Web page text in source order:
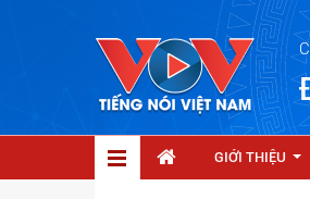
GIỚI THIỆU